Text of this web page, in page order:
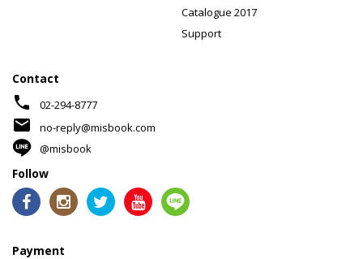
Catalogue 2017
Support
Contact
phone 02-294-8777
mail
no-reply@misbook.com
@misbook
Follow
Payment